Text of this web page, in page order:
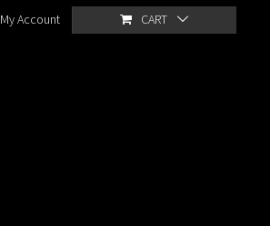
My Account CART